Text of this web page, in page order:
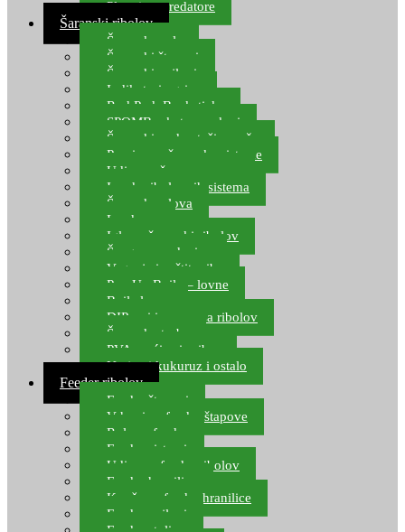
Plovci za predatore
Šaranski ribolov
Šaranske role
Šaranski štapovi
Šaranski najloni
Indikatori ugriza
Rod Pod, Banksticks
SPOMB rakete, markeri
Šaranski podmetači, mreže
Pernice za šaranske sisteme
Udice za šarana, amura
Izrada ribolovnih sistema
Šaranska olova
Leadcore
Igle za šaranski ribolov
Špage, upredenice
Vaganje i zaštita ribe
Pop Up Boile – lovne
Boile lovne
DIP-ovi i arome za ribolov
Šaranske torbe
PVA vrećice i pribor
Umjetni kukuruz i ostalo
Feeder ribolov
Feeder štapovi
Vrhovi za feeder štapove
Role za feeder
Feeder sistemi
Udice za feeder ribolov
Feeder hranilice
Kopče za feeder hranilice
Feeder najloni